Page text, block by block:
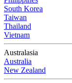
South Korea
Taiwan
Thailand
Vietnam
Australasia
Australia
New Zealand